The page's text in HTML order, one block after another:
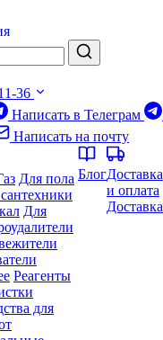
36
Написать в Телеграм
Написать на почту
Для пола
Для
Реагенты
для
БлогДоставка
и оплата
Доставка